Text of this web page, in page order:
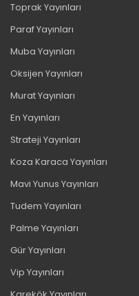
Toprak Yayınları
Paraf Yayınları
Muba Yayınları
Oksijen Yayınları
Murat Yayınları
En Yayınları
Strateji Yayınları
Koza Karaca Yayınları
Mavi Yunus Yayınları
Tudem Yayınları
Palme Yayınları
Gür Yayınları
Vip Yayınları